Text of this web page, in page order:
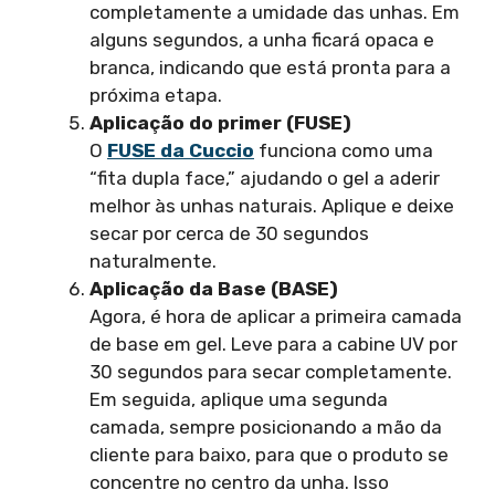
completamente a umidade das unhas. Em
alguns segundos, a unha ficará opaca e
branca, indicando que está pronta para a
próxima etapa.
Aplicação do primer (FUSE)
O FUSE da Cuccio funciona como uma
“fita dupla face,” ajudando o gel a aderir
melhor às unhas naturais. Aplique e deixe
secar por cerca de 30 segundos
naturalmente.
Aplicação da Base (BASE)
Agora, é hora de aplicar a primeira camada
de base em gel. Leve para a cabine UV por
30 segundos para secar completamente.
Em seguida, aplique uma segunda
camada, sempre posicionando a mão da
cliente para baixo, para que o produto se
concentre no centro da unha. Isso